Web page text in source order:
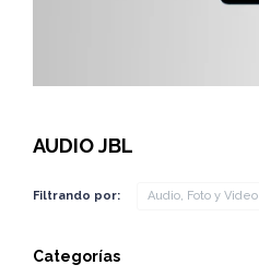
AUDIO JBL
Filtrando por: Audio, Foto y Video
Categorías